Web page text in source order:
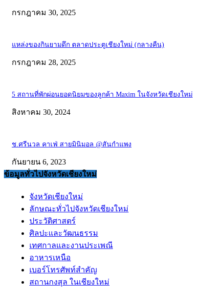
กรกฎาคม 30, 2025
แหล่งของกินยามดึก ตลาดประตูเชียงใหม่ (กลางคืน)
กรกฎาคม 28, 2025
5 สถานที่พักผ่อนยอดนิยมของลูกค้า Maxim ในจังหวัดเชียงใหม่
สิงหาคม 30, 2024
ช.ศรีนวล คาเฟ่ สายมินิมอล @สันกำแพง
กันยายน 6, 2023
ข้อมูลทั่วไปจังหวัดเชียงใหม่
จังหวัดเชียงใหม่
ลักษณะทั่วไปจังหวัดเชียงใหม่
ประวัติศาสตร์
ศิลปะและวัฒนธรรม
เทศกาลและงานประเพณี
อาหารเหนือ
เบอร์โทรศัพท์สำคัญ
สถานกงสุล ในเชียงใหม่